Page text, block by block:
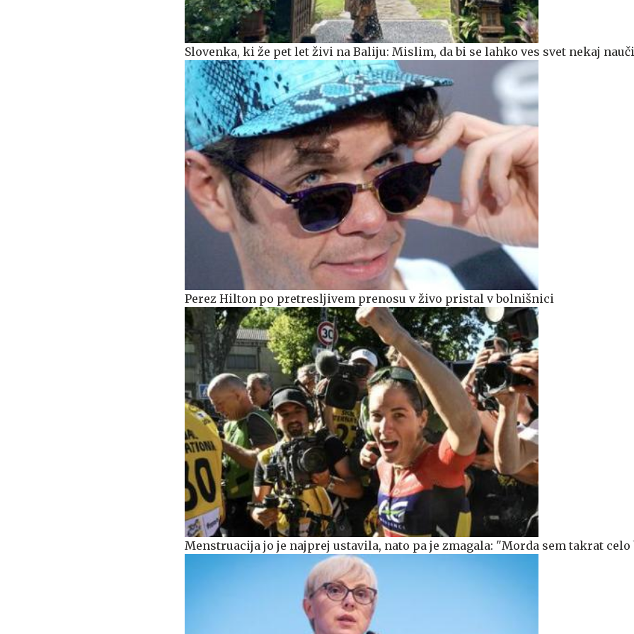
Slovenka, ki že pet let živi na Baliju: Mislim, da bi se lahko ves svet nekaj
Perez Hilton po pretresljivem prenosu v živo pristal v bolnišnici
Menstruacija jo je najprej ustavila, nato pa je zmagala: "Morda sem takrat celo